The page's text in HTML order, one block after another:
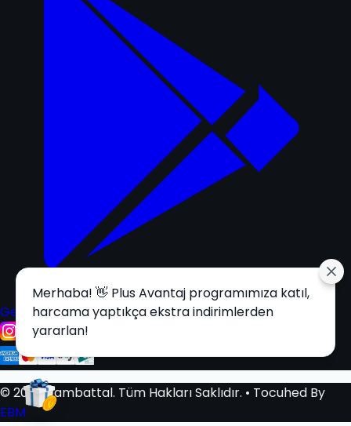
Get it onGoogle Play
© 2025 Tambattal. Tüm Hakları Saklıdır. • Tocuhed By
EBM
Merhaba! 👋 Plus Avantaj programımıza katıl,
harcama yaptıkça ekstra indirimlerden
yararlan!